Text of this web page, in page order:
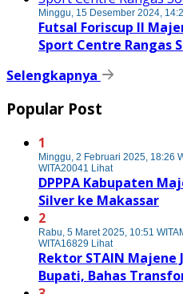
Minggu, 15 Desember 2024,
Futsal Foriscup II
Sport Centre Rangas
Selengkapnya
Popular Post
1
Minggu, 2 Februari 2025, 18:26
WITA20041 Lihat
DPPPA Kabupaten
Silver ke Makassar
2
Rabu, 5 Maret 2025, 10:51 WITA
WITA16829 Lihat
Rektor STAIN
Bupati, Bahas